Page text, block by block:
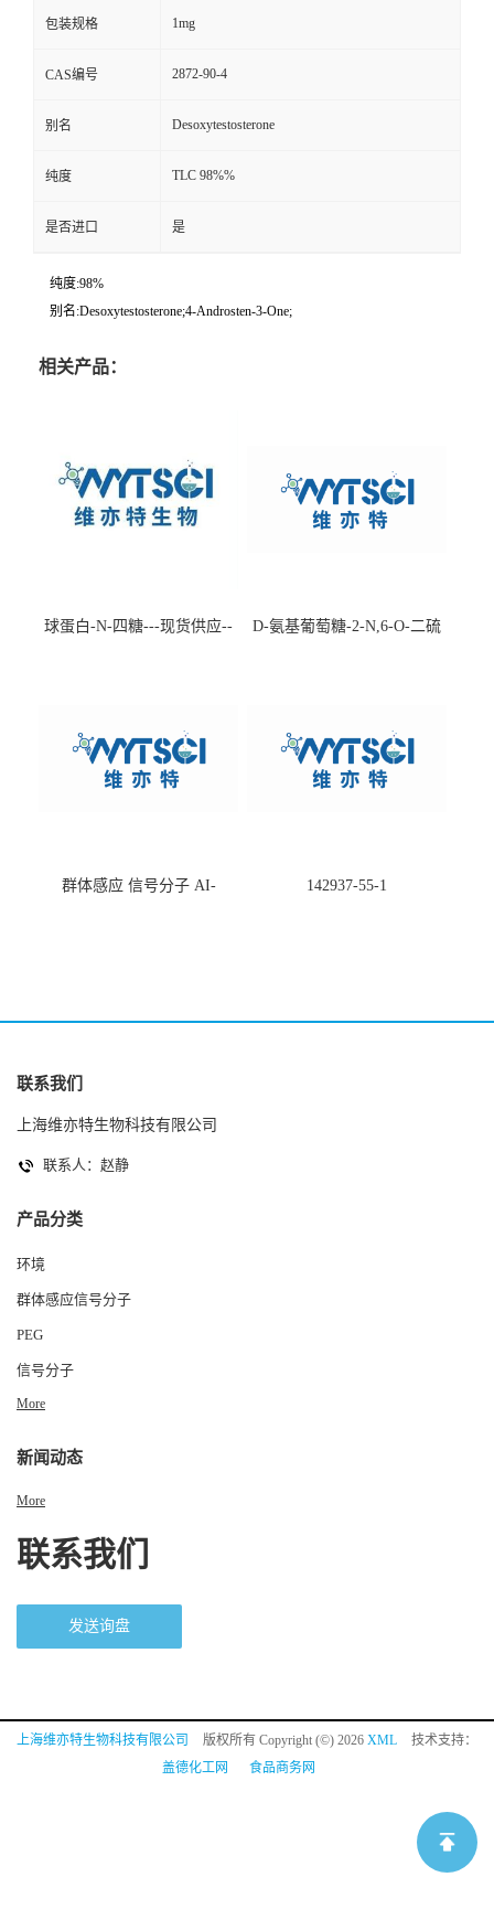
包装规格 1mg
CAS编号 2872-90-4
别名 Desoxytestosterone
纯度 TLC 98%%
是否进口 是
纯度:98%
别名:Desoxytestosterone;4-Androsten-3-One;
相关产品：
球蛋白-N-四糖---现货供应--
D-氨基葡萄糖-2-N,6-O-二硫
群体感应 信号分子 AI-
142937-55-1
联系我们
上海维亦特生物科技有限公司
联系人：赵静
产品分类
环境
群体感应信号分子
PEG
信号分子
More
新闻动态
More
联系我们
发送询盘
上海维亦特生物科技有限公司 版权所有 Copyright (©) 2026 XML
技术支持：
盖德化工网
食品商务网